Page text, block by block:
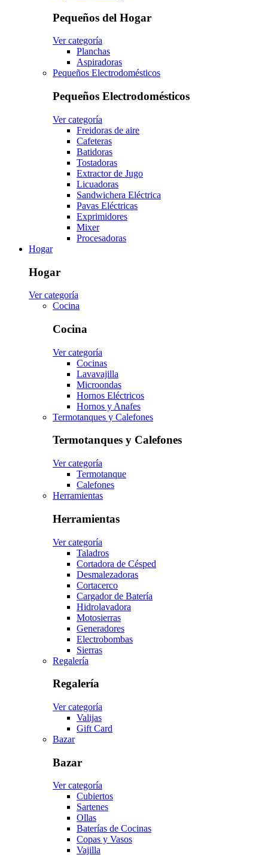
Pequeños del Hogar
Ver categoría
Planchas
Aspiradoras
Pequeños Electrodomésticos
Pequeños Electrodomésticos
Ver categoría
Freidoras de aire
Cafeteras
Batidoras
Tostadoras
Extractor de Jugo
Licuadoras
Sandwichera Eléctrica
Pavas Eléctricas
Exprimidores
Mixer
Procesadoras
Hogar
Hogar
Ver categoría
Cocina
Cocina
Ver categoría
Cocinas
Lavavajilla
Microondas
Hornos Eléctricos
Hornos y Anafes
Termotanques y Calefones
Termotanques y Calefones
Ver categoría
Termotanque
Calefones
Herramientas
Herramientas
Ver categoría
Taladros
Cortadora de Césped
Desmalezadoras
Cortacerco
Cargador de Batería
Hidrolavadora
Motosierras
Generadores
Electrobombas
Sierras
Regalería
Regalería
Ver categoría
Valijas
Gift Card
Bazar
Bazar
Ver categoría
Cubiertos
Sartenes
Ollas
Baterías de Cocinas
Copas y Vasos
Vajilla